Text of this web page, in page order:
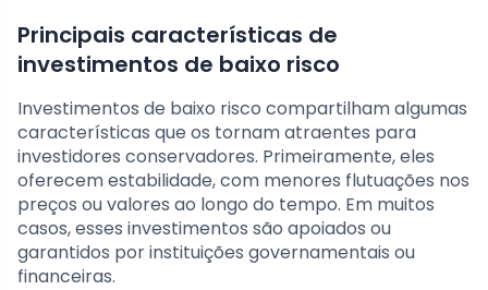
Principais características de
investimentos de baixo risco
Investimentos de baixo risco compartilham algumas
características que os tornam atraentes para
investidores conservadores. Primeiramente, eles
oferecem estabilidade, com menores flutuações nos
preços ou valores ao longo do tempo. Em muitos
casos, esses investimentos são apoiados ou
garantidos por instituições governamentais ou
financeiras.